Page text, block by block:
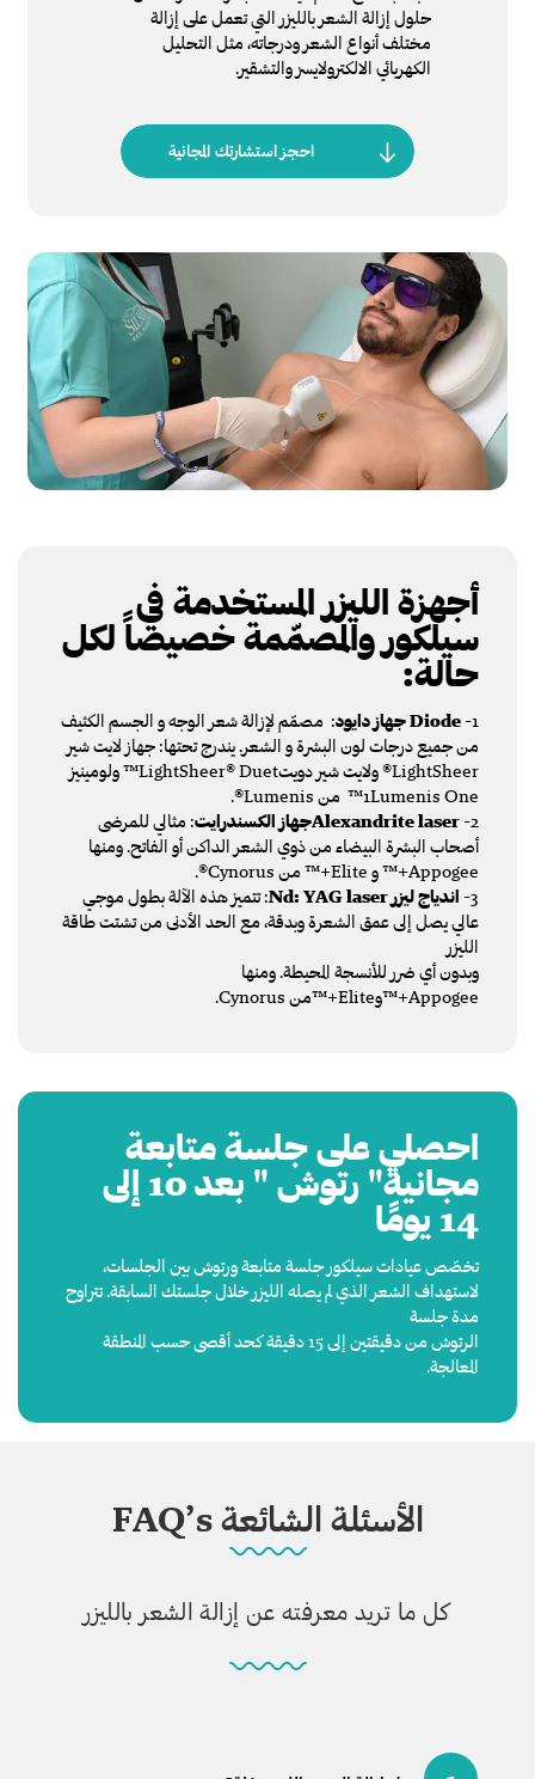
حلول إزالة الشعر بالليزر التي تعمل على إزالة
مختلف أنواع الشعر ودرجاته، مثل التحليل
الكهربائي الالكترولايسز والتشقير.
احجز استشارتك المجانية
أجهزة الليزر المستخدمة في
سيلكور والمصمّمة خصيصاً لكل
حالة:
1-
Diodeجهاز دايود: مصمّم لإزالة شعر الوجه و الجسم الكثيف
من جميع درجات لون البشرة و الشعر. يندرج تحتها: جهاز لايت شير
LightSheer® ولايت شير دويتLightSheer® Duet™ ولومينيز
1Lumenis One™ من Lumenis®.
2- Alexandrite laserجهاز الكسندرايت
: مثالي للمرضى
أصحاب البشرة البيضاء من ذوي الشعر الداكن أو الفاتح. ومنها
Appogee+™ و Elite+™ من Cynorus®.
3- اندياج ليزر Nd: YAG laser
: تتميز هذه الآلة بطول موجي
عالي يصل إلى عمق الشعرة وبدقة، مع الحد الأدنى من تشتت طاقة
الليزر
وبدون أي ضرر للأنسجة المحيطة. ومنها
Appogee+™وElite+™من Cynorus.
احصلي على جلسة متابعة
مجانية" رتوش " بعد 10 إلى
14 يومًا
تخصّص عيادات سيلكور جلسة متابعة ورتوش بين الجلسات،
لاستهداف الشعر الذي لم يصله الليزر خلال جلستك السابقة. تتراوح
مدة جلسة
الرتوش من دقيقتين إلى 15 دقيقة كحد أقصى حسب المنطقة
المعالجة.
الأسئلة الشائعة FAQ’s
كل ما تريد معرفته عن إزالة الشعر بالليزر